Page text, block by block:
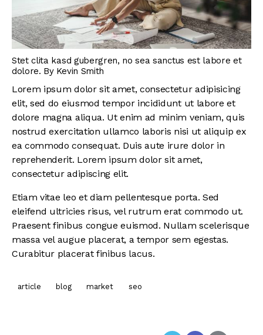
Stet clita kasd gubergren, no sea sanctus est labore et
dolore. By Kevin Smith
Lorem ipsum dolor sit amet, consectetur adipisicing
elit, sed do eiusmod tempor incididunt ut labore et
dolore magna aliqua. Ut enim ad minim veniam, quis
nostrud exercitation ullamco laboris nisi ut aliquip ex
ea commodo consequat. Duis aute irure dolor in
reprehenderit. Lorem ipsum dolor sit amet,
consectetur adipiscing elit.
Etiam vitae leo et diam pellentesque porta. Sed
eleifend ultricies risus, vel rutrum erat commodo ut.
Praesent finibus congue euismod. Nullam scelerisque
massa vel augue placerat, a tempor sem egestas.
Curabitur placerat finibus lacus.
article blog market seo